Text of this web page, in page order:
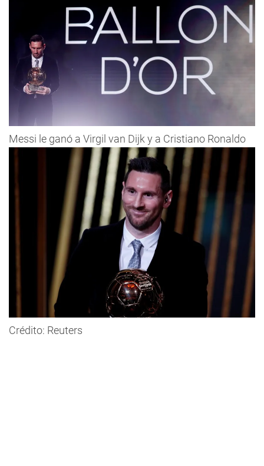
Messi le ganó a Virgil van Dijk y a Cristiano Ronaldo
Crédito: Reuters